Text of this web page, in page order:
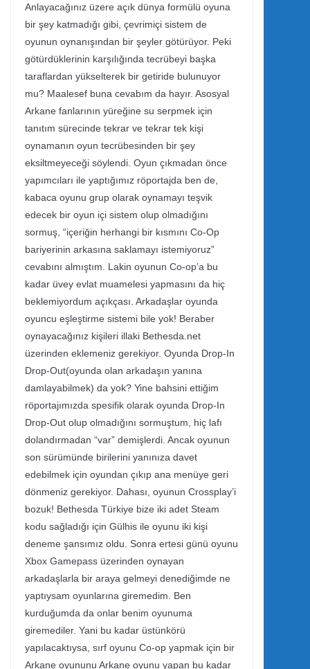
Anlayacağınız üzere açık dünya formülü oyuna
bir şey katmadığı gibi, çevrimiçi sistem de
oyunun oynanışından bir şeyler götürüyor. Peki
götürdüklerinin karşılığında tecrübeyi başka
taraflardan yükselterek bir getiride bulunuyor
mu? Maalesef buna cevabım da hayır. Asosyal
Arkane fanlarının yüreğine su serpmek için
tanıtım sürecinde tekrar ve tekrar tek kişi
oynamanın oyun tecrübesinden bir şey
eksiltmeyeceği söylendi. Oyun çıkmadan önce
yapımcıları ile yaptığımız röportajda ben de,
kabaca oyunu grup olarak oynamayı teşvik
edecek bir oyun içi sistem olup olmadığını
sormuş, “içeriğin herhangi bir kısmını Co-Op
bariyerinin arkasına saklamayı istemiyoruz”
cevabını almıştım. Lakin oyunun Co-op’a bu
kadar üvey evlat muamelesi yapmasını da hiç
beklemiyordum açıkçası. Arkadaşlar oyunda
oyuncu eşleştirme sistemi bile yok! Beraber
oynayacağınız kişileri illaki Bethesda.net
üzerinden eklemeniz gerekiyor. Oyunda Drop-In
Drop-Out(oyunda olan arkadaşın yanına
damlayabilmek) da yok? Yine bahsini ettiğim
röportajımızda spesifik olarak oyunda Drop-In
Drop-Out olup olmadığını sormuştum, hiç lafı
dolandırmadan “var” demişlerdi. Ancak oyunun
son sürümünde birilerini yanınıza davet
edebilmek için oyundan çıkıp ana menüye geri
dönmeniz gerekiyor. Dahası, oyunun Crossplay’i
bozuk! Bethesda Türkiye bize iki adet Steam
kodu sağladığı için Gülhis ile oyunu iki kişi
deneme şansımız oldu. Sonra ertesi günü oyunu
Xbox Gamepass üzerinden oynayan
arkadaşlarla bir araya gelmeyi denediğimde ne
yaptıysam oyunlarına giremedim. Ben
kurduğumda da onlar benim oyunuma
giremediler. Yani bu kadar üstünkörü
yapılacaktıysa, sırf oyunu Co-op yapmak için bir
Arkane oyununu Arkane oyunu yapan bu kadar